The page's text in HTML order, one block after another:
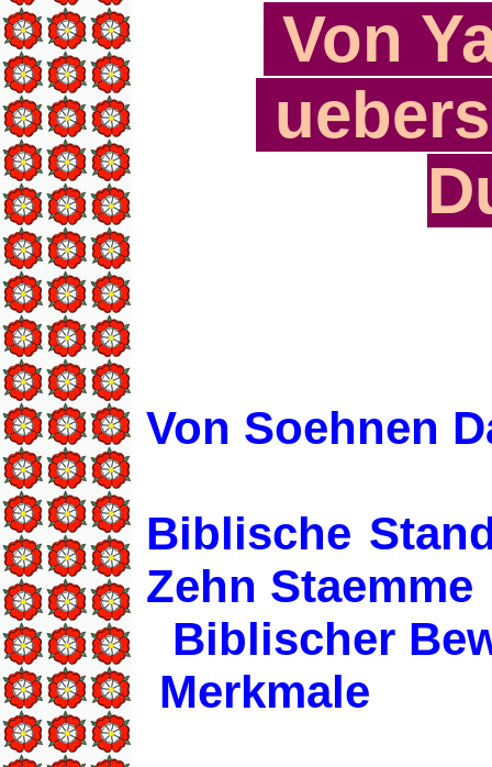
Von
Von Soehnen
Biblische
Zehn Staemme
Biblischer
Merkmale